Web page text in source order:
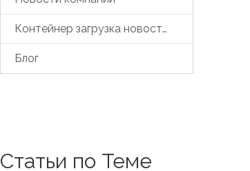
Контейнер загрузка новостей
Блог
Статьи по Теме